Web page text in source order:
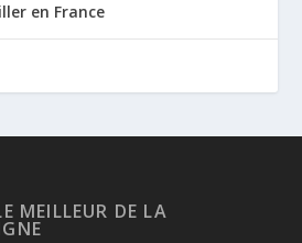
en France
MEILLEUR DE LA